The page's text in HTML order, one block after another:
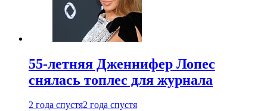
55-летняя Дженнифер Лопес
снялась топлес для журнала
2 года спустя2 года спустя